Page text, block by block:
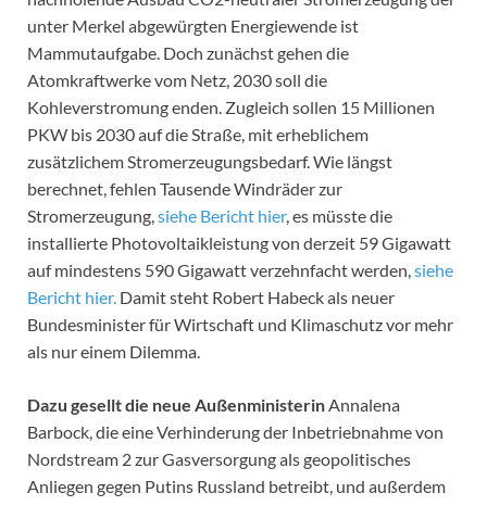
unter Merkel abgewürgten Energiewende ist
Mammutaufgabe. Doch zunächst gehen die
Atomkraftwerke vom Netz, 2030 soll die
Kohleverstromung enden. Zugleich sollen 15 Millionen
PKW bis 2030 auf die Straße, mit erheblichem
zusätzlichem Stromerzeugungsbedarf. Wie längst
berechnet, fehlen Tausende Windräder zur
Stromerzeugung,siehe Bericht hier, es müsste die
installierte Photovoltaikleistung von derzeit 59 Gigawatt
auf mindestens 590 Gigawatt verzehnfacht werden,siehe
Bericht hier. Damit steht Robert Habeck als neuer
Bundesminister für Wirtschaft und Klimaschutz vor mehr
als nur einem Dilemma.
Dazu gesellt die neue AußenministerinAnnalena
Barbock, die eine Verhinderung der Inbetriebnahme von
Nordstream 2 zur Gasversorgung als geopolitisches
Anliegen gegen Putins Russland betreibt, und außerdem